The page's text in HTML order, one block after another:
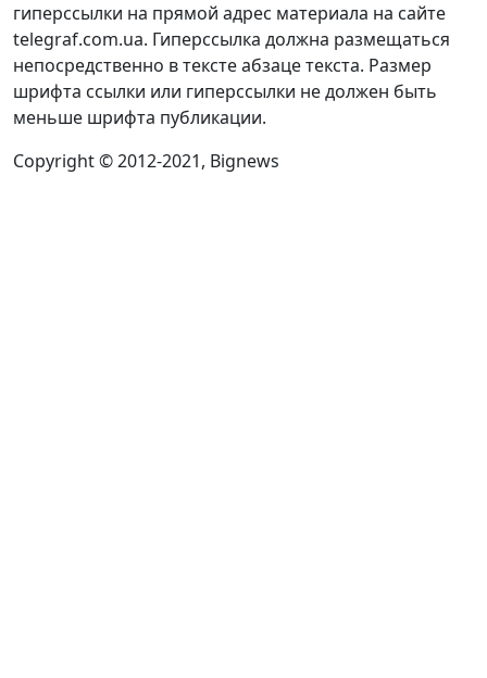
гиперссылки на прямой адрес материала на сайте
telegraf.com.ua. Гиперссылка должна размещаться
непосредственно в тексте абзаце текста. Размер
шрифта ссылки или гиперссылки не должен быть
меньше шрифта публикации.
Copyright © 2012-2021, Bignews